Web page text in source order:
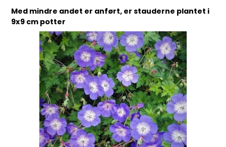
Med mindre andet er anført, er stauderne plantet i
9x9 cm potter